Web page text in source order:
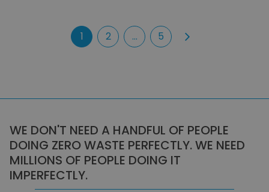
1 2 ... 5
WE DON'T NEED A HANDFUL OF PEOPLE
DOING ZERO WASTE PERFECTLY. WE NEED
MILLIONS OF PEOPLE DOING IT
IMPERFECTLY.